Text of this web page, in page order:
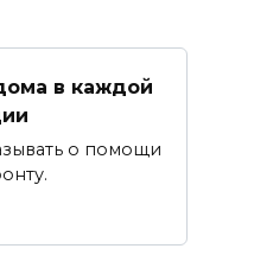
в каждой
о помощи